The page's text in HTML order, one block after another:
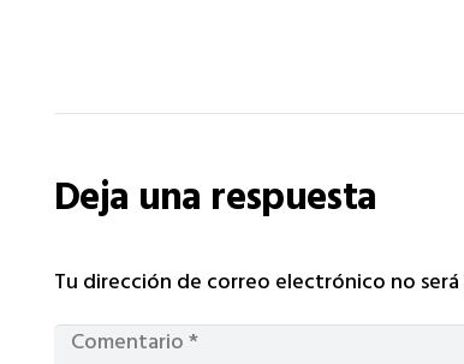
Deja una respuesta
Tu dirección de correo electrónico no